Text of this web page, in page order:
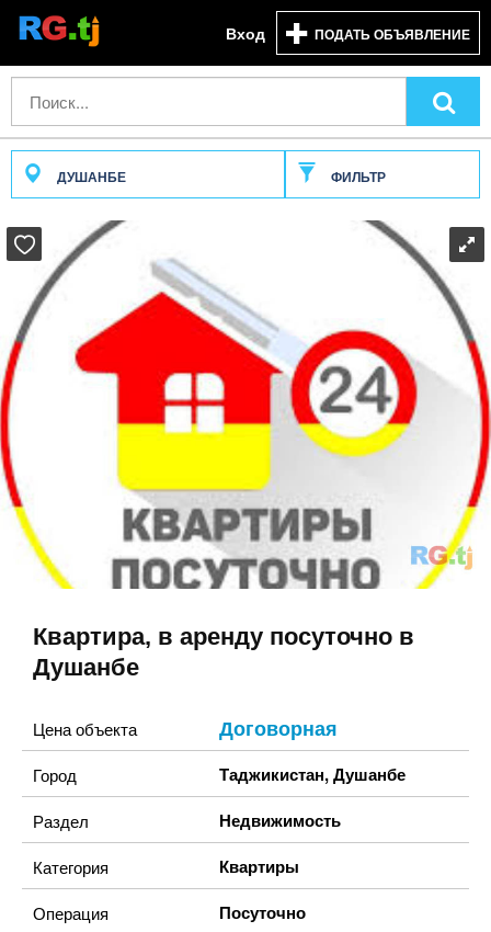
Вход ПОДАТЬ ОБЪЯВЛЕНИЕ
ДУШАНБЕ ФИЛЬТР
Квартира, в аренду посуточно в
Душанбе
Цена объекта Договорная
Город Таджикистан,Душанбе
Раздел Недвижимость
Категория Квартиры
Операция Посуточно